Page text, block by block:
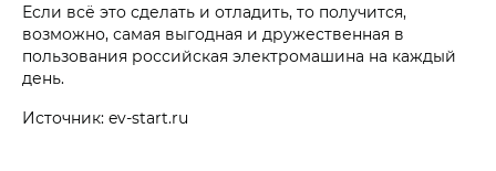
Если всё это сделать и отладить, то получится,
возможно, самая выгодная и дружественная в
пользования российская электромашина на каждый
день.
Источник: ev-start.ru